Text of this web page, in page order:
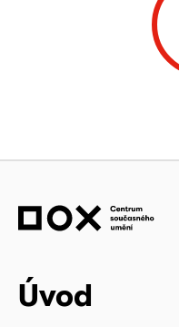
Úvod